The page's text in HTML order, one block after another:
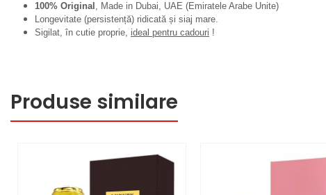
Rave
Riiffs
Zaien
Zirconia
Parfumuri Clona Originale
100% Original , Made in Dubai, UAE (Emiratele Arabe Unite)
Longevitate (persistență) ridicată și siaj mare.
Sigilat, în cutie proprie, ideal pentru cadouri !
Produse similare